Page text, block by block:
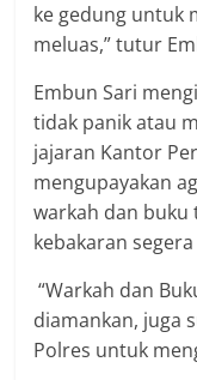
ke gedung untuk
meluas,” tutur
Embun Sari
tidak panik atau
jajaran Kantor
mengupayakan
warkah dan buku
kebakaran
“Warkah dan
diamankan, juga
Polres untuk